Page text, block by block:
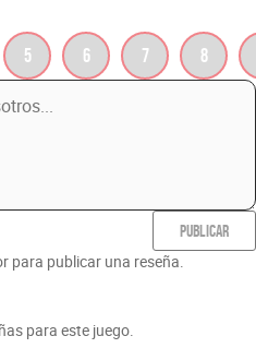
5 6 7 8
PUBLICAR
para publicar una reseña.
para este juego.